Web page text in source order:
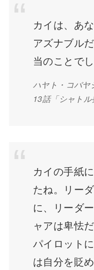
カイは、あ
アズナブル
当のことで
ハヤト・コバヤ
13話「シャトル
カイの手紙
たね。リー
に、リーダ
ャアは卑怯
パイロット
は自分を貶